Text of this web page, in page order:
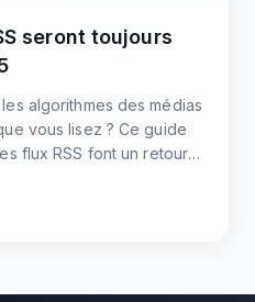
seront toujours
algorithmes des médias
vous lisez ? Ce guide
flux RSS font un retour